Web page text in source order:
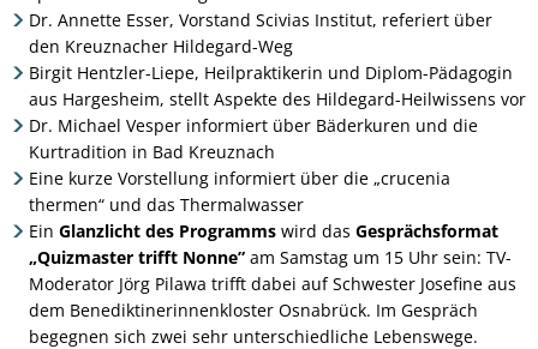
Dr. Annette Esser, Vorstand Scivias Institut, referiert über
den Kreuznacher Hildegard-Weg
Birgit Hentzler-Liepe, Heilpraktikerin und Diplom-Pädagogin
aus Hargesheim, stellt Aspekte des Hildegard-Heilwissens vor
Dr. Michael Vesper informiert über Bäderkuren und die
Kurtradition in Bad Kreuznach
Eine kurze Vorstellung informiert über die „crucenia
thermen“ und das Thermalwasser
Ein Glanzlicht des Programmswird das Gesprächsformat
„Quizmaster trifft Nonne” am Samstag um 15 Uhr sein: TV-
Moderator Jörg Pilawa trifft dabei auf Schwester Josefine aus
dem Benediktinerinnenkloster Osnabrück. Im Gespräch
begegnen sich zwei sehr unterschiedliche Lebenswege.